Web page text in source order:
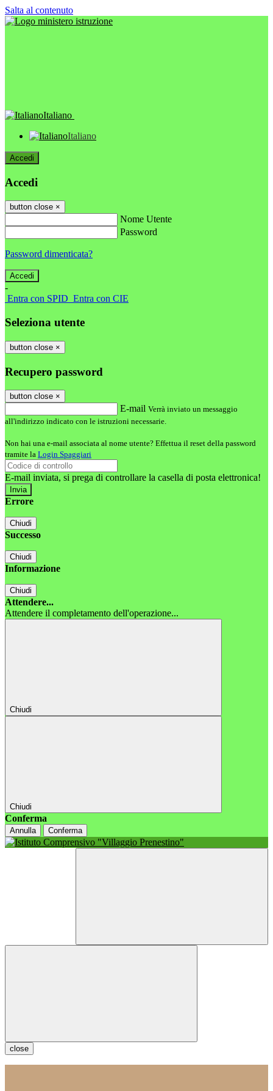
Salta al contenuto
Italiano
Italiano
Accedi
Accedi
button close ×
Nome Utente
Password
Password dimenticata?
-
Entra con SPID Entra con CIE
Seleziona utente
button close ×
Recupero password
button close ×
E-mail Verrà inviato un messaggio
all'indirizzo indicato con le istruzioni necessarie.
Non hai una e-mail associata al nome utente? Effettua il reset della password
tramite la Login Spaggiari
E-mail inviata, si prega di controllare la casella di posta elettronica!
Errore
Chiudi
Successo
Chiudi
Informazione
Chiudi
Attendere...
Attendere il completamento dell'operazione...
Chiudi
Chiudi
Conferma
Annulla Conferma
close